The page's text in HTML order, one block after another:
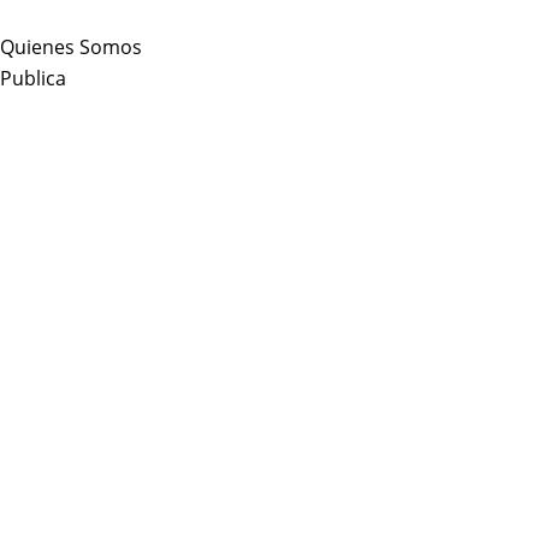
to
content
Quienes Somos
Publica